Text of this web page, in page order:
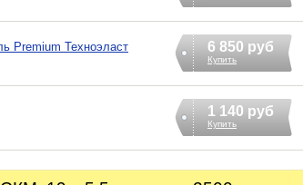
Premium Техноэласт
6 850 руб
Купить
1 140 руб
Купить